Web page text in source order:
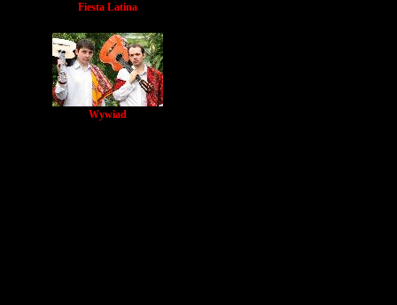
Fiesta Latina
Wywiad